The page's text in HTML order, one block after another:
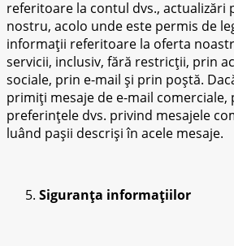
referitoare la contul dvs., actualizări
nostru, acolo unde este permis de
informații referitoare la oferta
servicii, inclusiv, fără restricții, prin
sociale, prin e-mail și prin poștă.
primiți mesaje de e-mail comerciale,
preferințele dvs. privind mesajele
luând pașii descriși în acele mesaje.
Siguranța informațiilor